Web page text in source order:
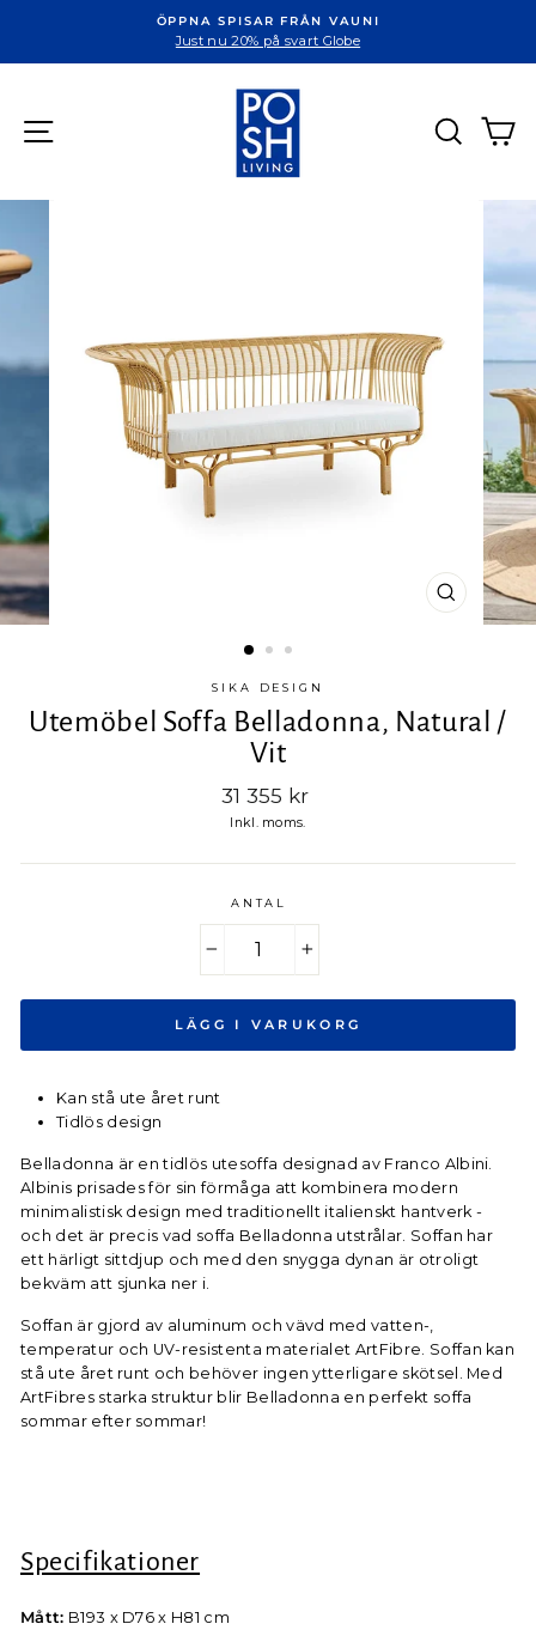
ÖPPNA SPISAR FRÅN VAUNI
Just nu 20% på svart Globe
Sök
SIKA DESIGN
Utemöbel Soffa Belladonna, Natural /
Vit
Ord.
pris
31 355 kr
Inkl. moms.
ANTAL
LÄGG I VARUKORG
Kan stå ute året runt
Tidlös design
Belladonna är en tidlös utesoffa designad av Franco Albini.
Albinis prisades för sin förmåga att kombinera modern
minimalistisk design med traditionellt italienskt hantverk -
och det är precis vad soffa Belladonna utstrålar. Soffan har
ett härligt sittdjup och med den snygga dynan är otroligt
bekväm att sjunka ner i.
Soffan är gjord av aluminum och vävd med vatten-,
temperatur och UV-resistenta materialet ArtFibre. Soffan kan
stå ute året runt och behöver ingen ytterligare skötsel. Med
ArtFibres starka struktur blir Belladonna en perfekt soffa
sommar efter sommar!
Specifikationer
Mått: B193 x D76 x H81 cm